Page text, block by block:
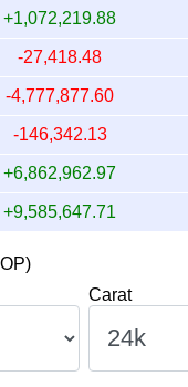
420,642.44
413,278.91
+1,072,219.88
-27,418.48
-4,777,877.60
-146,342.13
+6,862,962.97
+9,585,647.71
Carat